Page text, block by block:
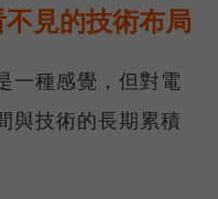
見的技術布局
一種感覺，但對電
與技術的長期累積